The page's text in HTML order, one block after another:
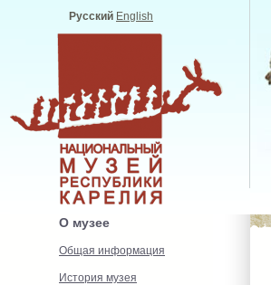
Русский English
О музее
Общая информация
История музея